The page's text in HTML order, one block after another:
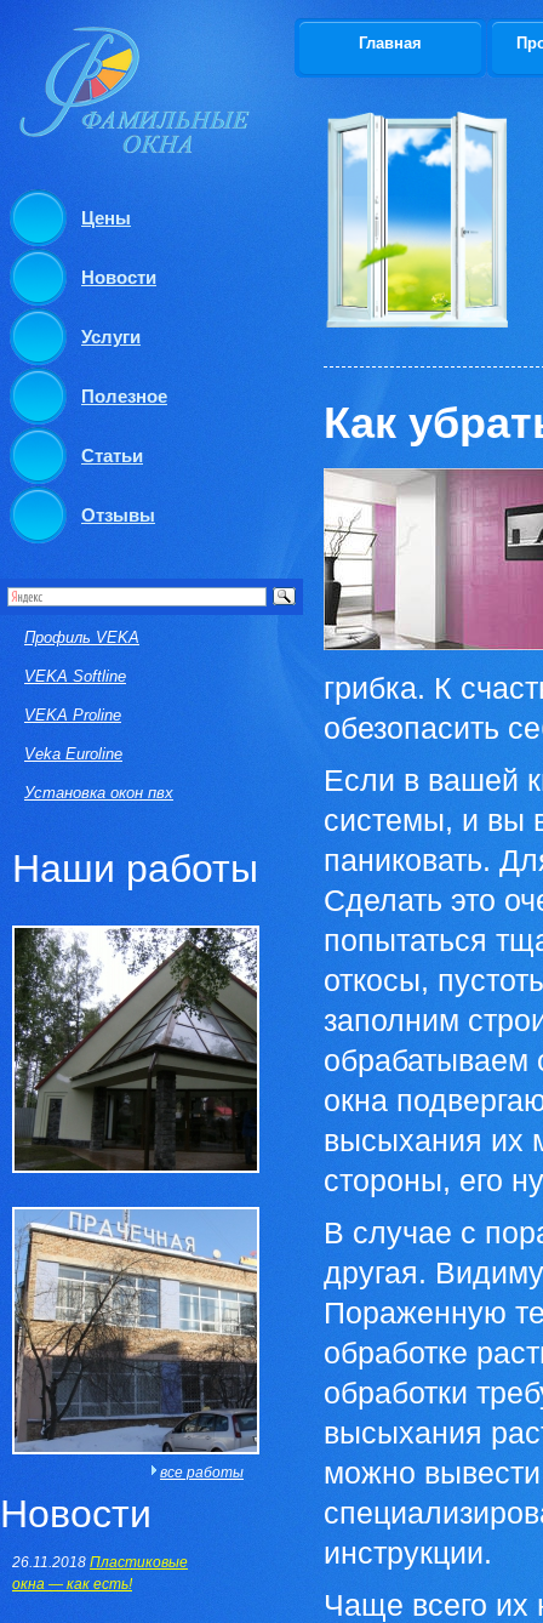
Главная
Цены
Новости
Услуги
Полезное
Статьи
Отзывы
Как
грибка. К
обезопасить
Если в вашей
системы, и вы
паниковать.
Сделать это
попытаться
откосы,
заполним
обрабатываем
окна
высыхания их
стороны, его
В случае с
другая.
Пораженную
обработке
обработки
высыхания
можно
инструкции.
Чаще всего их
Профиль VEKA
VEKA Softline
VEKA Proline
Veka Euroline
Установка окон пвх
Наши работы
все работы
Новости
26.11.2018 Пластиковые
окна — как есть!